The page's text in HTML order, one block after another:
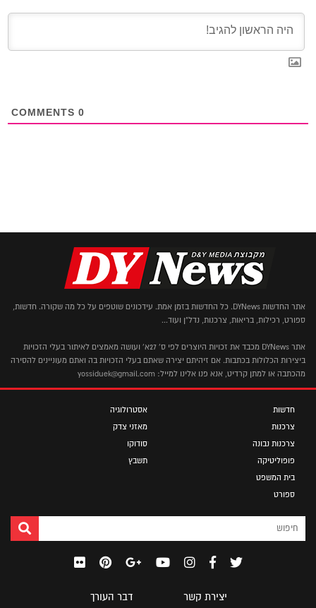
0
אתר החדשות DYNews. כל החדשות בזמן אמת. עידכונים שוטפים על כל מה שקורה. חדשות,
ספורט, רכילות, בריאות, צרכנות, נדל"ן ועוד...
אתר DYNews מכבד את זכויות היוצרים לפי ס' 27א' ועושה מאמצים לאיתור בעלי הזכויות
ביצירות הכלולות בכתבות. אם זיהיתם יצירה שאתם בעלי הזכויות בה ואתם מעוניינים להסירה
מהכתבה או למתן קרדיט, אנא פנו אלינו למייל: yossiduek@gmail.com
חדשות
צרכנות
צרכנות נבונה
פופוליטיקה
בית המשפט
ספורט
אסטרולוגיה
מאזני צדק
סודוקו
תשבץ
יצירת קשר דבר העורך